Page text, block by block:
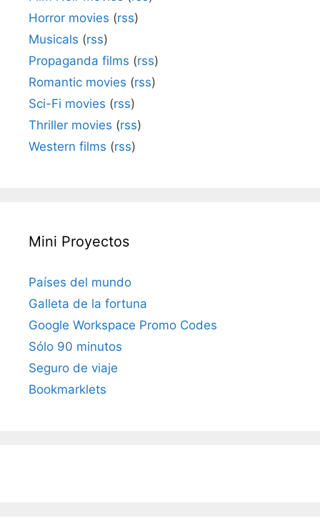
Horror movies (rss)
Musicals (rss)
Propaganda films (rss)
Romantic movies (rss)
Sci-Fi movies (rss)
Thriller movies (rss)
Western films (rss)
Mini Proyectos
Países del mundo
Galleta de la fortuna
Google Workspace Promo Codes
Sólo 90 minutos
Seguro de viaje
Bookmarklets